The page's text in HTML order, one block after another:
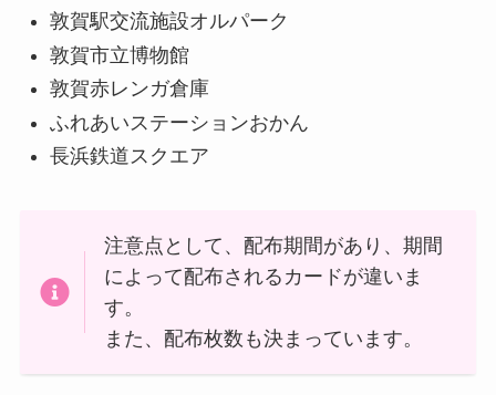
敦賀駅交流施設オルパーク
敦賀市立博物館
敦賀赤レンガ倉庫
ふれあいステーションおかん
長浜鉄道スクエア
注意点として、配布期間があり、期間
によって配布されるカードが違いま
す。
また、配布枚数も決まっています。